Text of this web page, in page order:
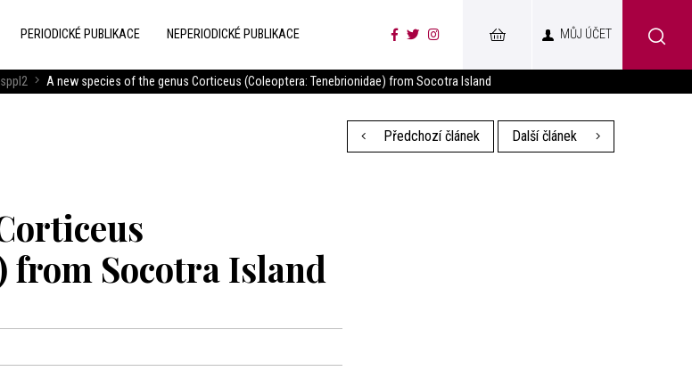
PERIODICKÉ PUBLIKACE NEPERIODICKÉ PUBLIKACE MŮJ ÚČET
A new species of the genus Corticeus (Coleoptera: Tenebrionidae) from Socotra Island
Předchozí článek Další článek
from Socotra Island